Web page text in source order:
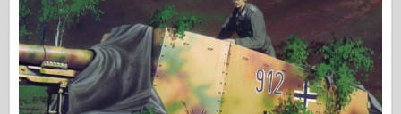
Airfix
Ввс
Модель АЗ
Черная собака